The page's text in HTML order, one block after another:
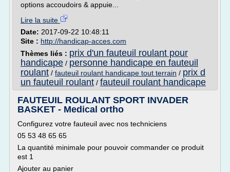
options accoudoirs & appuie...
Lire la suite
Date: 2017-09-22 10:48:11
Site : http://handicap-acces.com
Thèmes liés : prix d'un fauteuil roulant pour
handicape / personne handicape en fauteuil
roulant / fauteuil roulant handicape tout terrain / prix d
un fauteuil roulant / fauteuil roulant handicape
FAUTEUIL ROULANT SPORT INVADER
BASKET - Medical ortho
Configurez votre fauteuil avec nos techniciens
05 53 48 65 65
La quantité minimale pour pouvoir commander ce produit
est 1
Ajouter au panier